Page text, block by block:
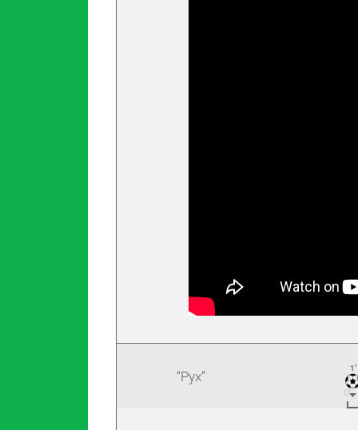
“Рух” 1’